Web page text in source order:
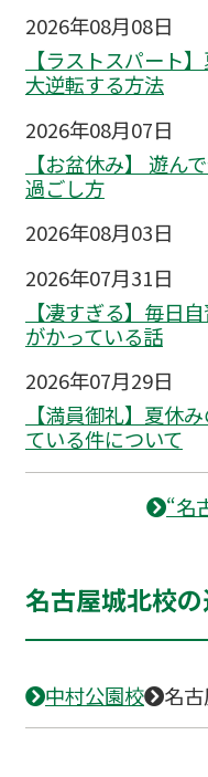
2026年08月08日
【ラストスパート
大逆転する方法
2026年08月07日
【お盆休み】 遊ん
過ごし方
2026年08月03日
2026年07月31日
【凄すぎる】毎日
がかっている話
2026年07月29日
【満員御礼】夏休
ている件について
“名
名古屋城北校
中村公園校 名